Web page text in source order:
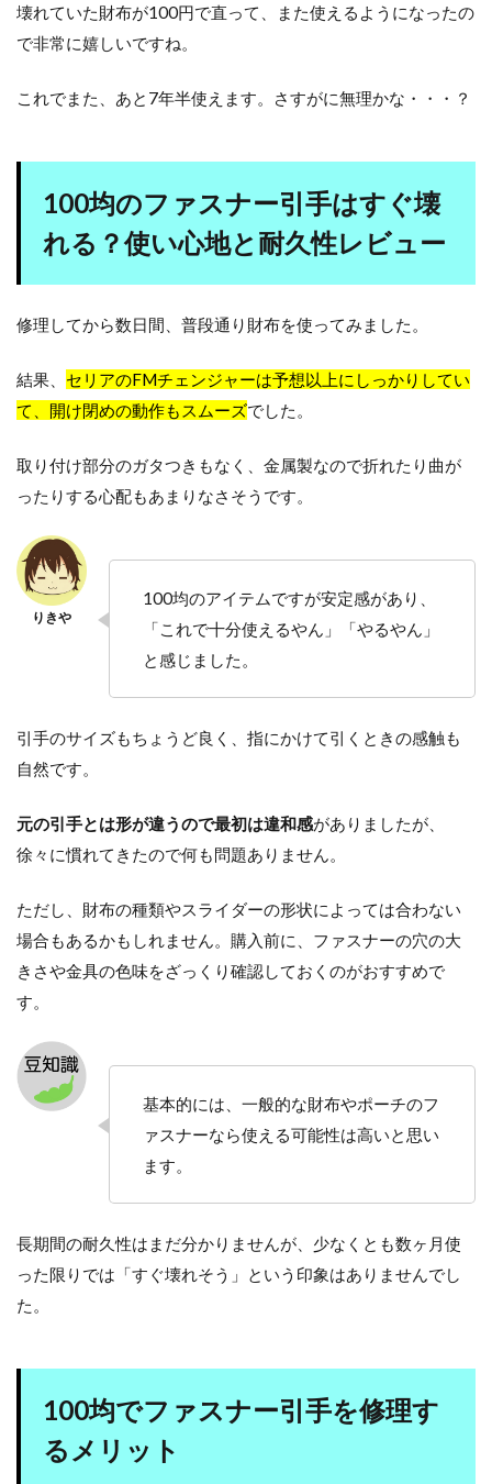
壊れていた財布が100円で直って、また使えるようになったの
で非常に嬉しいですね。
これでまた、あと7年半使えます。さすがに無理かな・・・？
100均のファスナー引手はすぐ壊
れる？使い心地と耐久性レビュー
修理してから数日間、普段通り財布を使ってみました。
結果、 セリアのFMチェンジャーは予想以上にしっかりしてい
て、開け閉めの動作もスムーズでした。
取り付け部分のガタつきもなく、金属製なので折れたり曲が
ったりする心配もあまりなさそうです。
100均のアイテムですが安定感があり、
「これで十分使えるやん」「やるやん」
と感じました。
引手のサイズもちょうど良く、指にかけて引くときの感触も
自然です。
元の引手とは形が違うので最初は違和感がありましたが、
徐々に慣れてきたので何も問題ありません。
ただし、財布の種類やスライダーの形状によっては合わない
場合もあるかもしれません。購入前に、ファスナーの穴の大
きさや金具の色味をざっくり確認しておくのがおすすめで
す。
基本的には、一般的な財布やポーチのフ
ァスナーなら使える可能性は高いと思い
ます。
長期間の耐久性はまだ分かりませんが、少なくとも数ヶ月使
った限りでは「すぐ壊れそう」という印象はありませんでし
た。
100均でファスナー引手を修理す
るメリット